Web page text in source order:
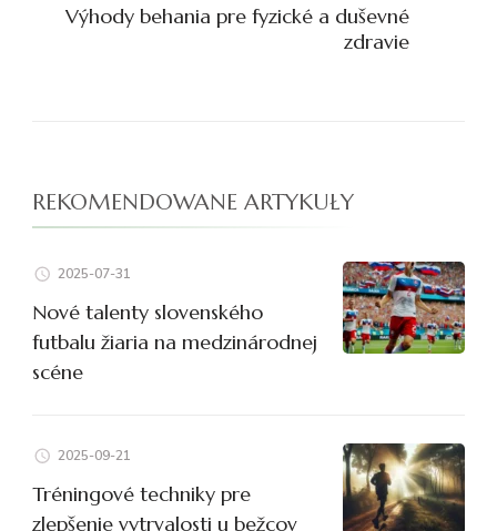
Výhody behania pre fyzické a duševné
zdravie
REKOMENDOWANE ARTYKUŁY
2025-07-31
Nové talenty slovenského
futbalu žiaria na medzinárodnej
scéne
2025-09-21
Tréningové techniky pre
zlepšenie vytrvalosti u bežcov